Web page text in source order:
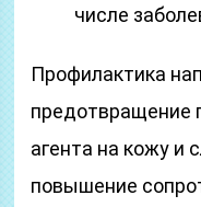
числе
Профилактика
предотвращение
агента на кожу и
повышение